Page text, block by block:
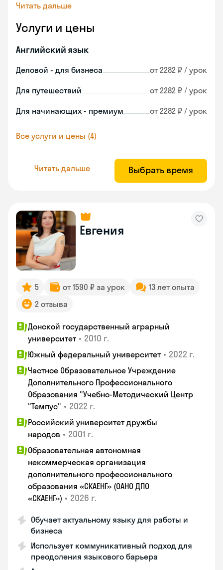
Читать дальше
Услуги и цены
Английский язык
Деловой - для бизнеса от 2282 ₽ / урок
Для путешествий от 2282 ₽ / урок
Для начинающих - премиум от 2282 ₽ / урок
Все услуги и цены (4)
Читать дальше Выбрать время
Евгения
5 от 1590 ₽ за урок
13 лет опыта
2 отзыва
Донской государственный аграрный
университет • 2010 г.
Южный федеральный университет • 2022 г.
Частное Образовательное Учреждение
Дополнительного Профессионального
Образования "Учебно-Методический Центр
"Темпус" • 2022 г.
Российский университет дружбы
народов • 2001 г.
Образовательная автономная
некоммерческая организация
дополнительного профессионального
образования «СКАЕНГ» (ОАНО ДПО
«СКАЕНГ») • 2026 г.
Обучает актуальному языку для работы и
бизнеса
Использует коммуникативный подход для
преодоления языкового барьера